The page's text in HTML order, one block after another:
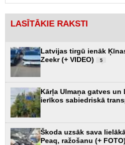
LASĪTĀKIE RAKSTI
Latvijas tirgū ienāk
Zeekr (+ VIDEO)
5
Kārļa Ulmaņa gatves
ierīkos sabiedriskā
Škoda uzsāk sava
Peaq, ražošanu (+ FOTO)